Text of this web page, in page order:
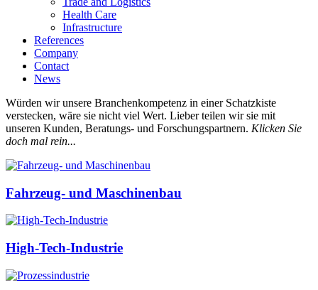
Health Care
Infrastructure
References
Company
Contact
News
Würden wir unsere Branchenkompetenz in einer Schatzkiste
verstecken, wäre sie nicht viel Wert. Lieber teilen wir sie mit
unseren Kunden, Beratungs- und Forschungspartnern. Klicken Sie
doch mal rein...
Fahrzeug- und Maschinenbau
High-Tech-Industrie